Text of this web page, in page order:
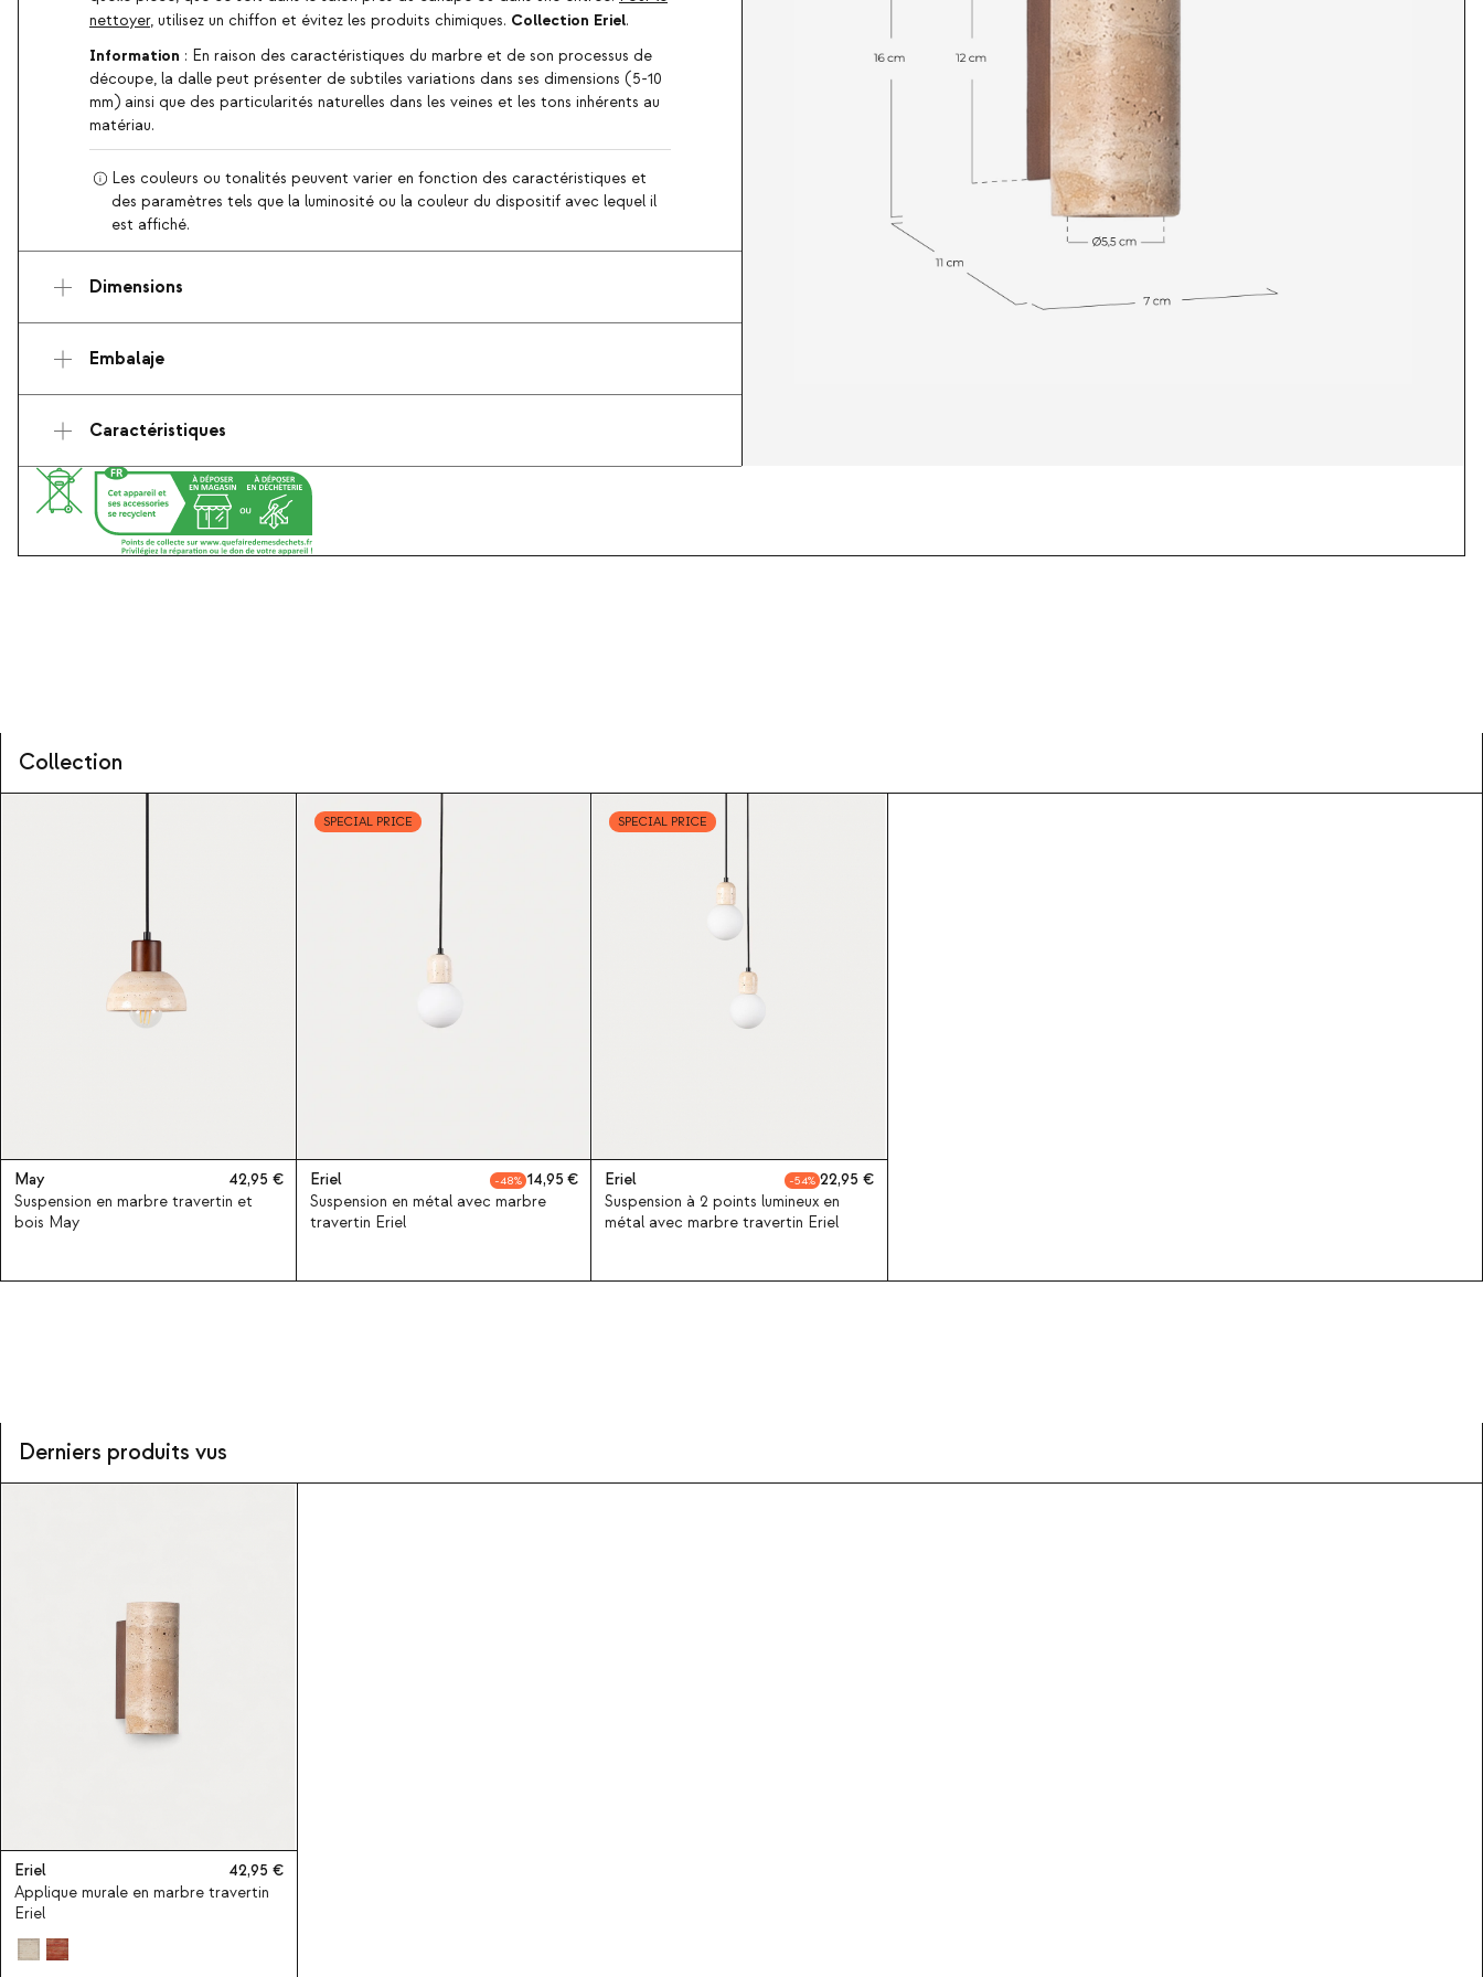
nettoyer, utilisez un chiffon et évitez les produits chimiques. Collection Eriel.
Information : En raison des caractéristiques du marbre et de son processus de
découpe, la dalle peut présenter de subtiles variations dans ses dimensions (5-10
mm) ainsi que des particularités naturelles dans les veines et les tons inhérents au
matériau.
Les couleurs ou tonalités peuvent varier en fonction des caractéristiques et
des paramètres tels que la luminosité ou la couleur du dispositif avec lequel il
est affiché.
Dimensions
Embalaje
Caractéristiques
Collection
May
42,95
Suspension en marbre travertin et
bois May
SPECIAL PRICE
Eriel 48
14,95
Suspension en métal avec marbre
travertin Eriel
SPECIAL PRICE
Eriel 54
22,95
Suspension à 2 points lumineux en
métal avec marbre travertin Eriel
Derniers produits vus
Eriel
42,95
Applique murale en marbre travertin
Eriel